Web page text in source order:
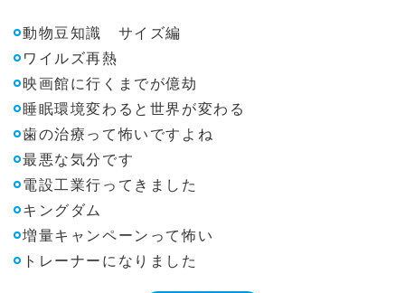
動物豆知識 サイズ編
ワイルズ再熱
映画館に行くまでが億劫
睡眠環境変わると世界が変わる
歯の治療って怖いですよね
最悪な気分です
電設工業行ってきました
キングダム
増量キャンペーンって怖い
トレーナーになりました